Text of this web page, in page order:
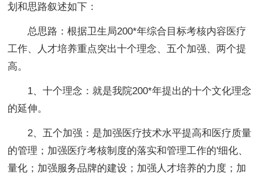
划和思路叙述如下：
总思路：根据卫生局200*年综合目标考核内容医疗
工作、人才培养重点突出十个理念、五个加强、两个提
高。
1、十个理念：就是我院200*年提出的十个文化理念
的延伸。
2、五个加强：是加强医疗技术水平提高和医疗质量
的管理；加强医疗考核制度的落实和管理工作的'细化、
量化；加强服务品牌的建设；加强人才培养的力度；加